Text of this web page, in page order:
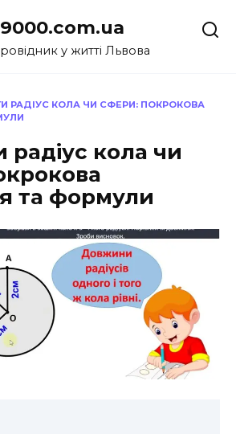
у житті Львова
РАДІУС КОЛА ЧИ СФЕРИ: ПОКРОКОВА
радіус кола чи
та формули